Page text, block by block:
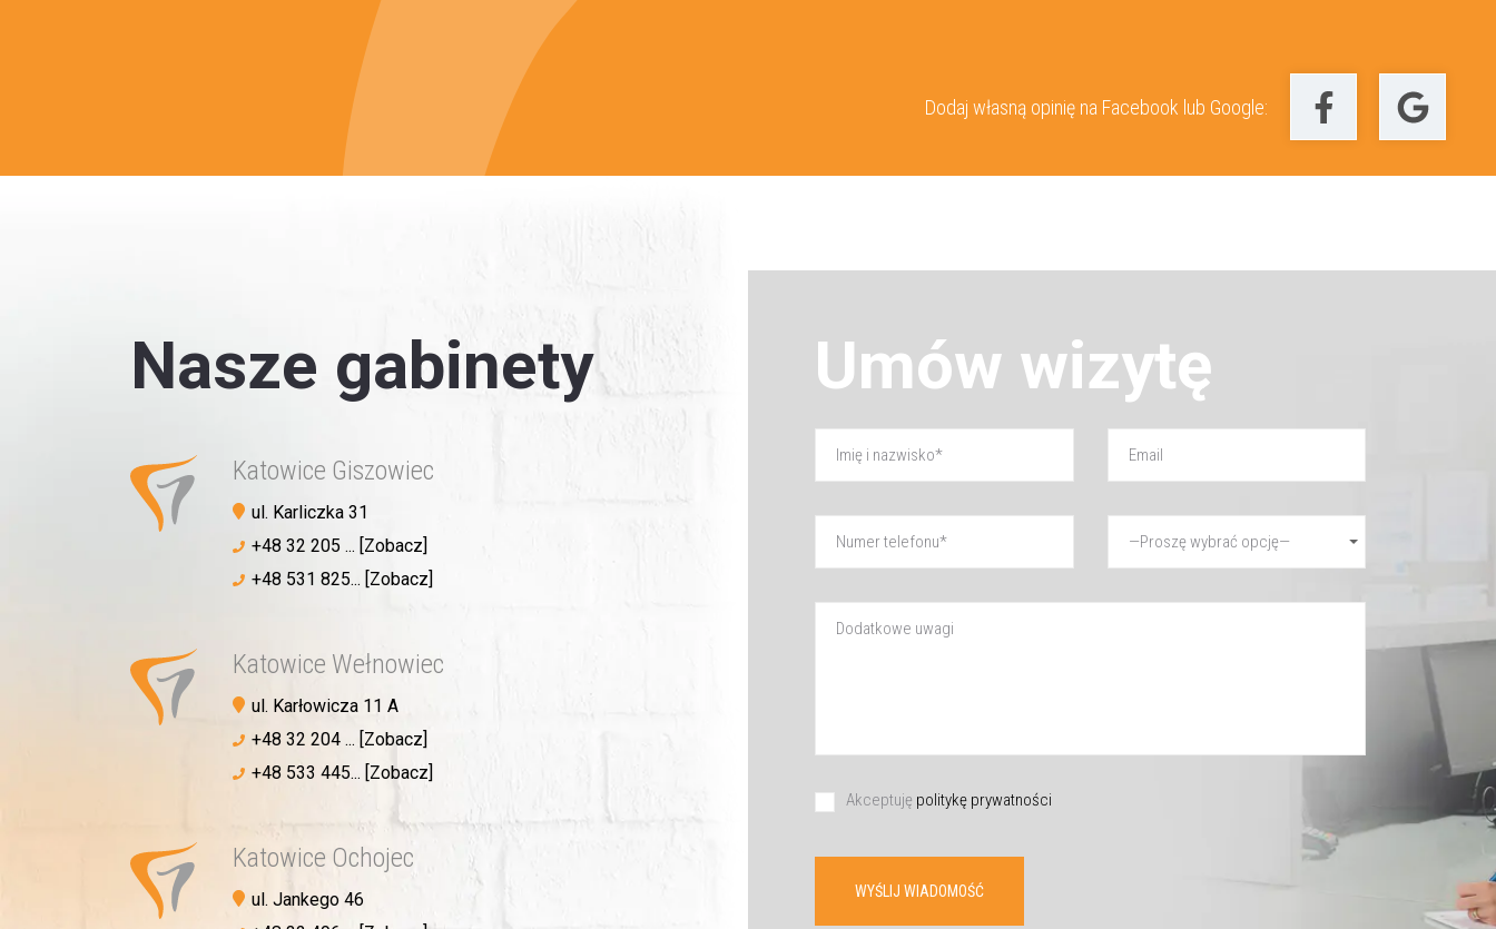
Dodaj własną opinię na Facebook lub Google:
Nasze gabinety
Katowice Giszowiec
ul. Karliczka 31
+48 32 205 ... [Zobacz]
+48 531 825... [Zobacz]
Katowice Wełnowiec
ul. Karłowicza 11 A
+48 32 204 ... [Zobacz]
+48 533 445... [Zobacz]
Katowice Ochojec
ul. Jankego 46
Umów wizytę
Akceptuję politykę prywatności
WYŚLIJ WIADOMOŚĆ